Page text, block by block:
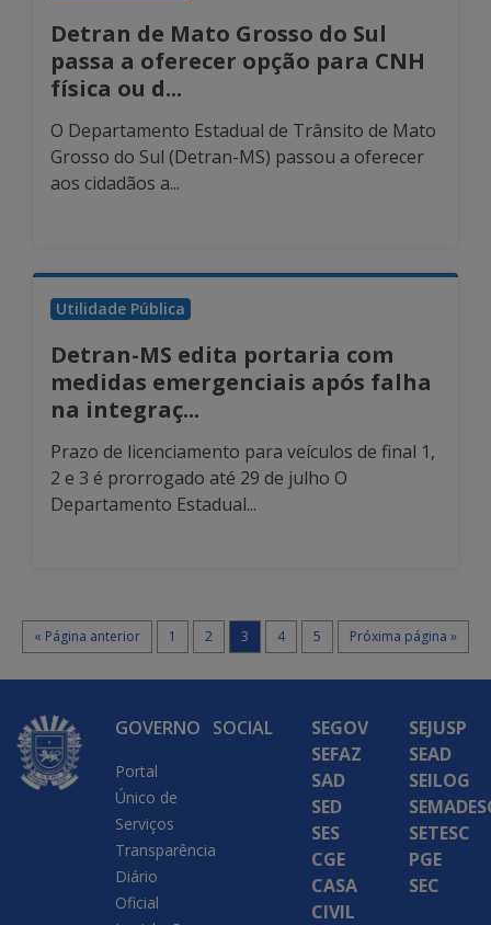
Detran de Mato Grosso do Sul
passa a oferecer opção para CNH
física ou d...
O Departamento Estadual de Trânsito de Mato
Grosso do Sul (Detran-MS) passou a oferecer
aos cidadãos a...
Utilidade Pública
Detran-MS edita portaria com
medidas emergenciais após falha
na integraç...
Prazo de licenciamento para veículos de final 1,
2 e 3 é prorrogado até 29 de julho O
Departamento Estadual...
« Página anterior 1 2 3 4 5 Próxima página »
GOVERNO
Portal
Único de
Serviços
Transparência
Diário
Oficial
SOCIAL
SEGOV
SEFAZ
SAD
SED
SES
CGE
CASA
CIVIL
SEJUSP
SEAD
SEILOG
SETESC
PGE
SEC